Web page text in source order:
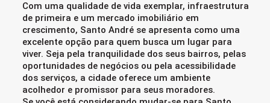
Com uma qualidade de vida exemplar, infraestrutura
de primeira e um mercado imobiliário em
crescimento, Santo André se apresenta como uma
excelente opção para quem busca um lugar para
viver. Seja pela tranquilidade dos seus bairros, pelas
oportunidades de negócios ou pela acessibilidade
dos serviços, a cidade oferece um ambiente
acolhedor e promissor para seus moradores.